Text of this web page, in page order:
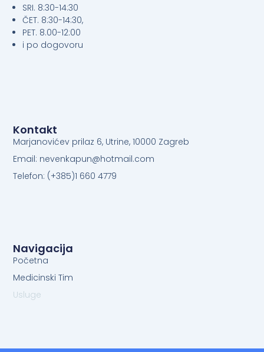
SRI. 8:30-14:30
ČET. 8:30-14:30,
PET. 8.00-12:00
i po dogovoru
Navigacija
Početna
Medicinski Tim
Usluge
Kontakt
Marjanovićev prilaz 6, Utrine, 10000 Zagreb
Email: nevenkapun@hotmail.com
Telefon: (+385)1 660 4779